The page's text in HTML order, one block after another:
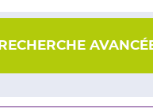
RECHERCHE